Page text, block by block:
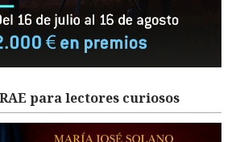
para lectores curiosos